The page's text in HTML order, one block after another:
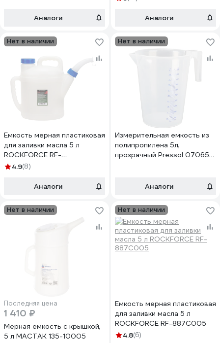
Аналоги
Аналоги
Нет в наличии
Емкость мерная пластиковая
для заливки масла 5 л
ROCKFORCE RF-
887C005B(50143)
4.9(8)
Аналоги
Нет в наличии
Измерительная емкость из
полипропилена 5л,
прозрачный Pressol 07065
Аналоги
Нет в наличии
Последняя цена
1 410 ₽
Мерная емкость с крышкой,
5 л МАСТАК 135-10005
Нет в наличии
Емкость мерная пластиковая
для заливки масла 5 л
ROCKFORCE RF-887C005
4.8(6)